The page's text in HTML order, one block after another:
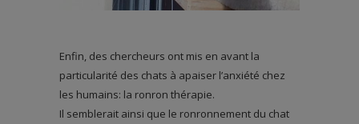
Enfin, des chercheurs ont mis en avant la
particularité des chats à apaiser l’anxiété chez
les humains: la ronron thérapie.
Il semblerait ainsi que le ronronnement du chat